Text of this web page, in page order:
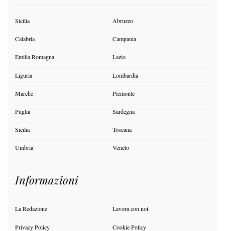
Sicilia Abruzzo
Calabria Campania
Emilia Romagna Lazio
Liguria Lombardia
Marche Piemonte
Puglia Sardegna
Sicilia Toscana
Umbria Veneto
Informazioni
La Redazione Lavora con noi
Privacy Policy Cookie Policy